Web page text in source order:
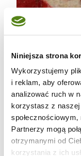
Niniejsza strona
Wykorzystujemy
i reklam, aby
analizować ruch w
korzystasz z
Partnerzy mogą
otrzymanymi od
korzystania z ich
- 1 szklanka
(suchej),
- ok 60 g
kokosowych,
- duża garść
- 6 śliwek